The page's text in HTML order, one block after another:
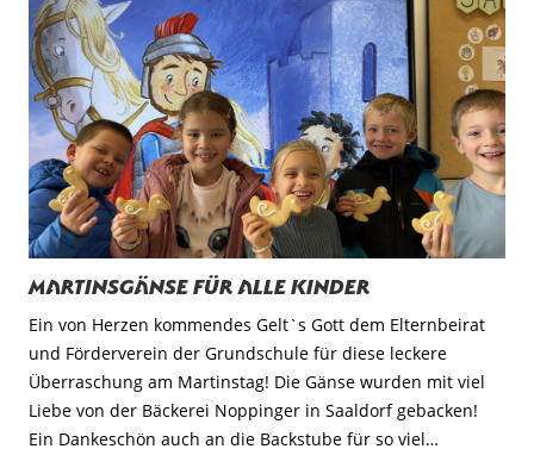
Martinsgänse für alle Kinder
Ein von Herzen kommendes Gelt`s Gott dem Elternbeirat
und Förderverein der Grundschule für diese leckere
Überraschung am Martinstag! Die Gänse wurden mit viel
Liebe von der Bäckerei Noppinger in Saaldorf gebacken!
Ein Dankeschön auch an die Backstube für so viel…